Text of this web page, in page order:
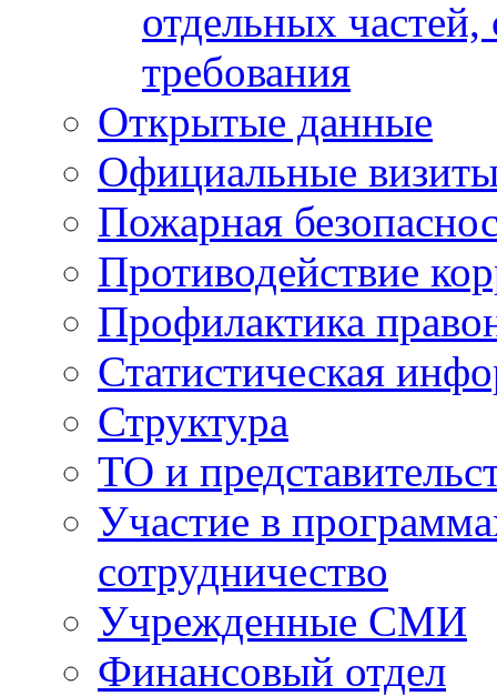
отдельных
требования
Открытые данные
Официальные
Пожарная
Противодействие
Профилактика
Статистическая
Структура
ТО и
Участие в
сотрудничество
Учрежденные СМИ
Финансовый отдел